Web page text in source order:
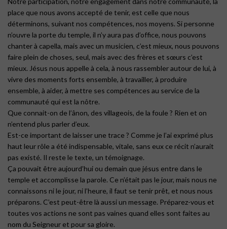
place que nous avons accepté de tenir, est celle que nous
déterminons, suivant nos compétences, nos moyens. Si personne
n’ouvre la porte du temple, il n’y aura pas d’office, nous pouvons
chanter à capella, mais avec un musicien, c’est mieux, nous pouvons
faire plein de choses, seul, mais avec des frères et sœurs c’est
mieux. Jésus nous appelle à cela, à nous rassembler autour de lui, à
vivre des moments forts ensemble, à travailler, à produire
ensemble, à aider, à mettre ses compétences au service de la
communauté qui est la nôtre.
Que connait-on de l’ânon, des villageois, de la foule ? Rien et on
n’entend plus parler d’eux.
Est-ce important de laisser une trace ? Comme je l’ai exprimé plus
haut leur rôle a été indispensable, vitale, sans eux ce récit n’aurait
pas existé. Il reste le texte, un témoignage.
Ça pouvait être aujourd’hui ou demain que jésus entre dans le
temple et accomplisse la parole. Ce n’était pas le jour, mais nous ne
connaissons ni le jour, ni l’heure, il faut se tenir prêt, et nous nous
préparons. C’est peut-être là aussi un message. Préparez-vous et
toutes vos actions ne sont pas vaines quand elles sont faites au
nom du Seigneur et pour sa gloire.